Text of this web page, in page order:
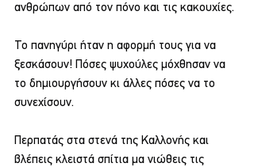
ανθρώπων από τον πόνο και τις κακουχίες.
Το πανηγύρι ήταν η αφορμή τους για να
ξεσκάσουν! Πόσες ψυχούλες μόχθησαν να
το δημιουργήσουν κι άλλες πόσες να το
συνεχίσουν.
Περπατάς στα στενά της Καλλονής και
βλέπεις κλειστά σπίτια μα νιώθεις τις